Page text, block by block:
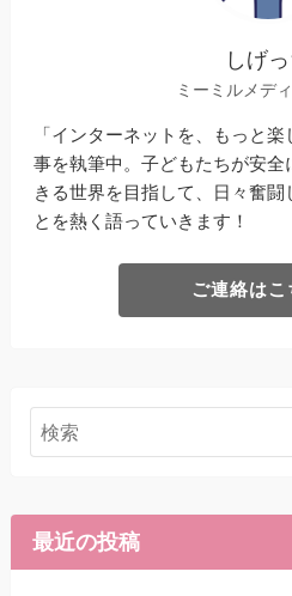
しげ
ミーミルメデ
「インターネットを、もっと
事を執筆中。子どもたちが安
きる世界を目指して、日々奮闘
とを熱く語っていきます！
ご連絡はこ
最近の投稿